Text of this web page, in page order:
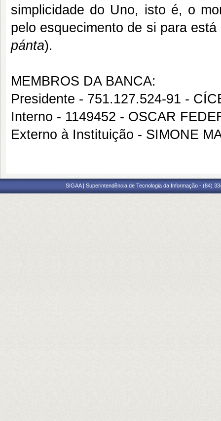
simplicidade do Uno, isto é, o
pelo esquecimento de si para
pánta).
MEMBROS DA BANCA:
Presidente - 751.127.524-91 -
Interno - 1149452 - OSCAR
Externo à Instituição - SIMONE
SIGAA | Superintendência de Tecnologia da Informação - (84)